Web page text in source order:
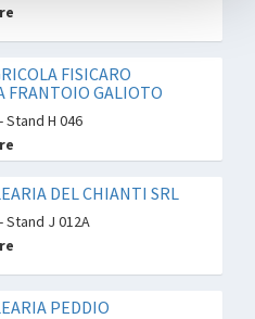
FISICARO
FRANTOIO GALIOTO
Stand H 046
DEL CHIANTI SRL
Stand J 012A
PEDDIO